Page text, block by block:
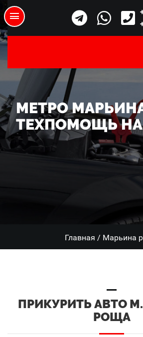
МЕТРО
ТЕХПОМОЩЬ НА
Главная / Марьина
ПРИКУРИТЬ АВТО
РОЩА